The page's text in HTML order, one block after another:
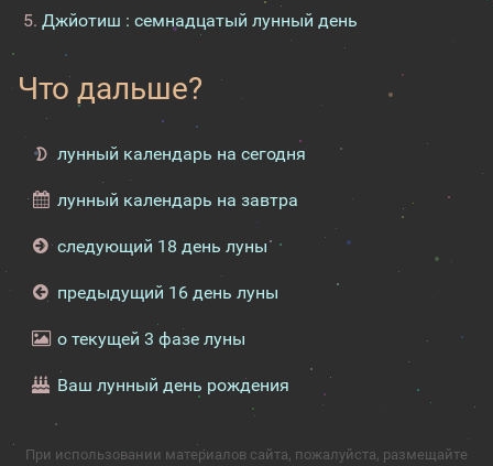
Джйотиш : семнадцатый лунный день
Что дальше?
лунный календарь на сегодня
лунный календарь на завтра
следующий 18 день луны
предыдущий 16 день луны
о текущей 3 фазе луны
Ваш лунный день рождения
При использовании материалов сайта, пожалуйста, размещайте